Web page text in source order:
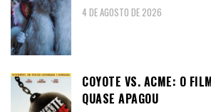
4 DE AGOSTO DE 2026
COYOTE VS. ACME: O
QUASE APAGOU